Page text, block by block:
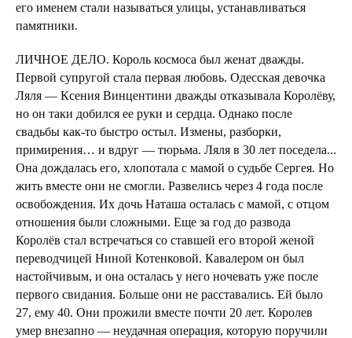
его именем стали называться улицы, устанавливаться
памятники.
ЛИЧНОЕ ДЕЛО. Король космоса был женат дважды.
Первой супругой стала первая любовь. Одесская девочка
Ляля — Ксения Винцентини дважды отказывала Королёву,
но он таки добился ее руки и сердца. Однако после
свадьбы как-то быстро остыл. Измены, разборки,
примирения… и вдруг — тюрьма. Ляля в 30 лет поседела...
Она дождалась его, хлопотала с мамой о судьбе Сергея. Но
жить вместе они не смогли. Развелись через 4 года после
освобождения. Их дочь Наташа осталась с мамой, с отцом
отношения были сложными. Еще за год до развода
Королёв стал встречаться со ставшей его второй женой
переводчицей Ниной Котенковой. Кавалером он был
настойчивым, и она осталась у него ночевать уже после
первого свидания. Больше они не расставались. Ей было
27, ему 40. Они прожили вместе почти 20 лет. Королев
умер внезапно — неудачная операция, которую поручили